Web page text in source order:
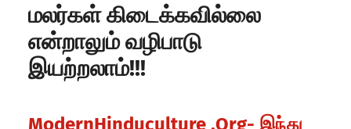
மலர்கள் கிடைக்கவில்லை
என்றாலும் வழிபாடு
இயற்றலாம்!!!
ModernHinduculture .Org- இந்து